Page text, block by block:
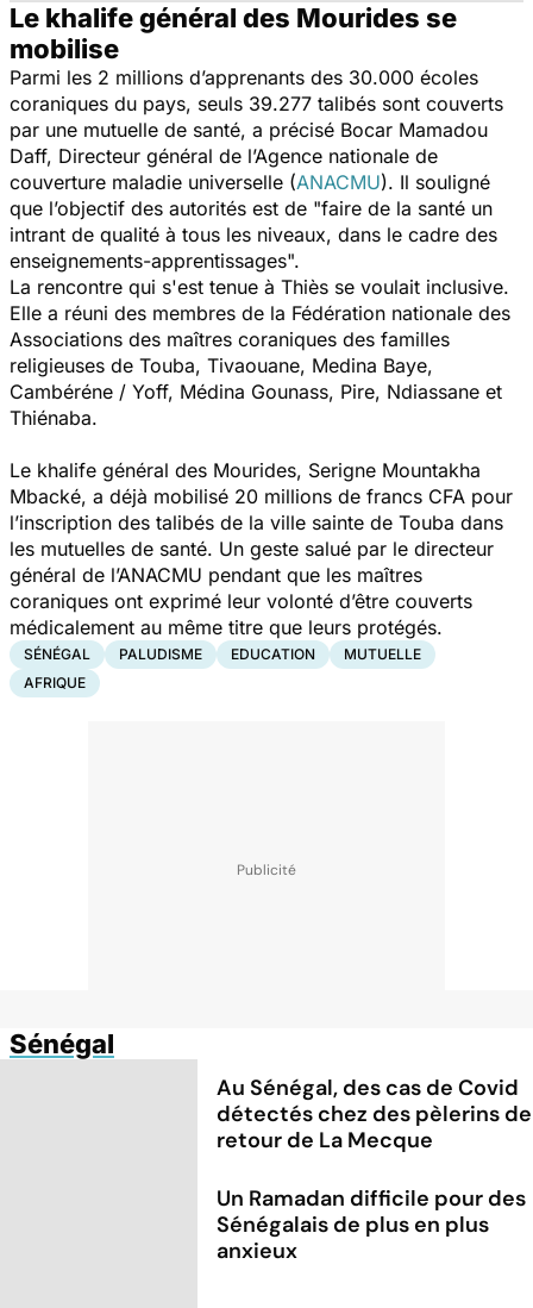
Le khalife général des Mourides se
mobilise
Parmi les 2 millions d’apprenants des 30.000 écoles
coraniques du pays, seuls 39.277 talibés sont couverts
par une mutuelle de santé, a précisé Bocar Mamadou
Daff, Directeur général de l’Agence nationale de
couverture maladie universelle (ANACMU). Il souligné
que l’objectif des autorités est de "faire de la santé un
intrant de qualité à tous les niveaux, dans le cadre des
enseignements-apprentissages".
La rencontre qui s'est tenue à Thiès se voulait inclusive.
Elle a réuni des membres de la Fédération nationale des
Associations des maîtres coraniques des familles
religieuses de Touba, Tivaouane, Medina Baye,
Cambéréne / Yoff, Médina Gounass, Pire, Ndiassane et
Thiénaba.
Le khalife général des Mourides, Serigne Mountakha
Mbacké, a déjà mobilisé 20 millions de francs CFA pour
l’inscription des talibés de la ville sainte de Touba dans
les mutuelles de santé. Un geste salué par le directeur
général de l’ANACMU pendant que les maîtres
coraniques ont exprimé leur volonté d’être couverts
médicalement au même titre que leurs protégés.
SÉNÉGAL PALUDISME EDUCATION
MUTUELLE
AFRIQUE
Sénégal
Au Sénégal, des cas de Covid
détectés chez des pèlerins de
retour de La Mecque
Un Ramadan difficile pour des
Sénégalais de plus en plus
anxieux